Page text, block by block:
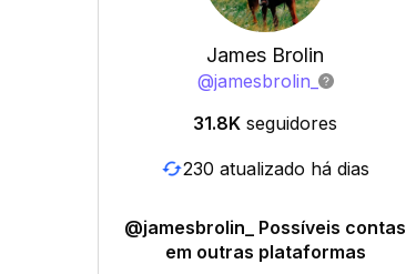
James Brolin
@jamesbrolin_
31.8K seguidores
230 atualizado há dias
@jamesbrolin_ Possíveis contas
em outras plataformas